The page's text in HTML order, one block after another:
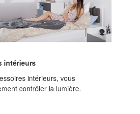
intérieurs
intérieurs, vous
contrôler la lumière.